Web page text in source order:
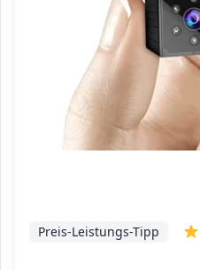
Preis-Leistungs-Tipp